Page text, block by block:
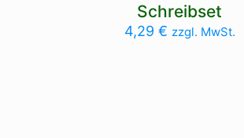
Schreibset
4,29 € zzgl. MwSt.